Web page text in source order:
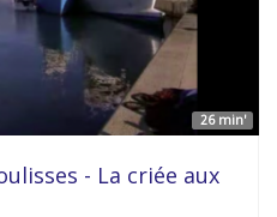
26 min'
- La criée aux